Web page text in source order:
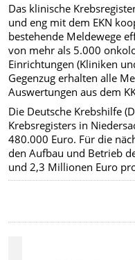
Das klinische
und eng mit dem EKN
bestehende Meldewege
von mehr als 5.000
Einrichtungen (Kliniken
Gegenzug erhalten alle
Auswertungen aus dem
Die Deutsche Krebshilfe
Krebsregisters in
480.000 Euro. Für die
den Aufbau und Betrieb
und 2,3 Millionen Euro